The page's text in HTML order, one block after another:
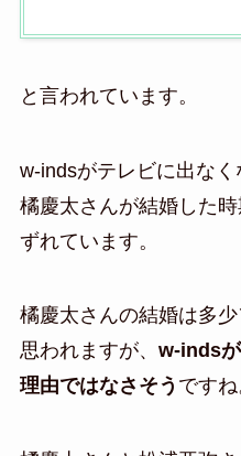
と言われています。
w-indsがテレビに出なく
橘慶太さんが結婚した
ずれています。
橘慶太さんの結婚は多
思われますが、 w-inds
理由ではなさそう ですね